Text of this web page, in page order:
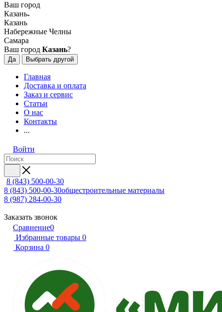
Ваш город
Казань
Казань
Набережные Челны
Самара
Ваш город Казань?
Да Выбрать другой
Главная
Доставка и оплата
Заказ и сервис
Статьи
О нас
Контакты
...
Войти
8 (843) 500-00-30
8 (843) 500-00-30общестроительные материалы
8 (987) 284-00-30
Заказать звонок
Сравнение0
Избранные товары 0
Корзина 0